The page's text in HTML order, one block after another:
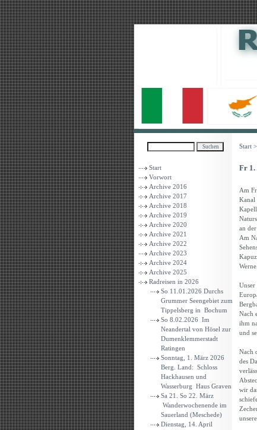
Start
Vorwort
Archive 2016
Archive 2017
Archive 2018
Archive 2019
Archive 2020
Archive 2021
Archive 2022
Archive 2023
Archive 2024
Archive 2025
Radreisen in 2026
So 11.01.2026 Durchs
Grummer Seengebiet zum
Tippelsberg in Bochum
So 8.02.2026 Im
Neandertal von Hösel zur
Dumenklemmerstadt
Ratingen
Sonntag, 1. März 2026
Berg. Land: Schloss
Hackhausen und
Wasserburg Haus Graven
Sa 21. So 22. März
Wanderwochenende im
Sauerland (Meschede)
Dienstag, 14. April
Start >
Fr 1.
Am
Kanal
an
Am
Unser
Nach
ihm
und
Nach
des
wir